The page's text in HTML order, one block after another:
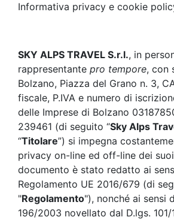
Informativa privacy e cookie
SKY ALPS TRAVEL S.r.l., in
rappresentante pro tempore, con
Bolzano, Piazza del Grano n. 3,
fiscale, P.IVA e numero di
delle Imprese di Bolzano
239461 (di seguito “Sky Alps
“Titolare”) si impegna
privacy on-line ed off-line dei
documento è stato redatto ai
Regolamento UE 2016/679 (di
"Regolamento"), nonché ai sensi
196/2003 novellato dal D.lgs.